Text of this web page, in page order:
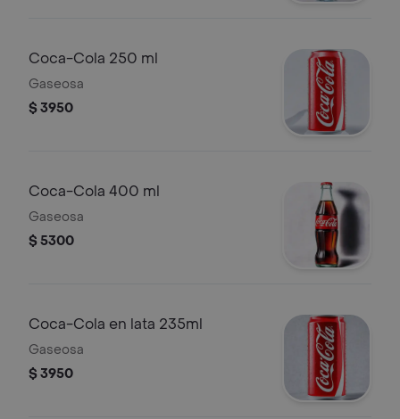
Coca-Cola 250 ml
Gaseosa
$ 3950
Coca-Cola 400 ml
Gaseosa
$ 5300
Coca-Cola en lata 235ml
Gaseosa
$ 3950